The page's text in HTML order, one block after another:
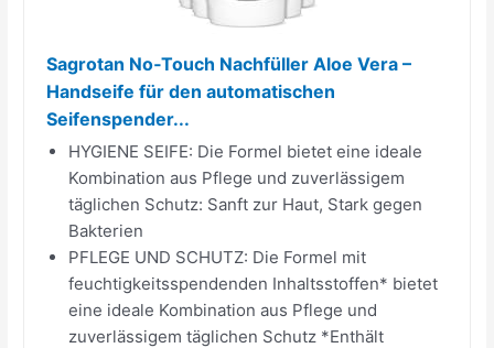
Sagrotan No‑Touch Nachfüller Aloe Vera –
Handseife für den automatischen
Seifenspender...
HYGIENE SEIFE: Die Formel bietet eine ideale
Kombination aus Pflege und zuverlässigem
täglichen Schutz: Sanft zur Haut, Stark gegen
Bakterien
PFLEGE UND SCHUTZ: Die Formel mit
feuchtigkeitsspendenden Inhaltsstoffen* bietet
eine ideale Kombination aus Pflege und
zuverlässigem täglichen Schutz *Enthält